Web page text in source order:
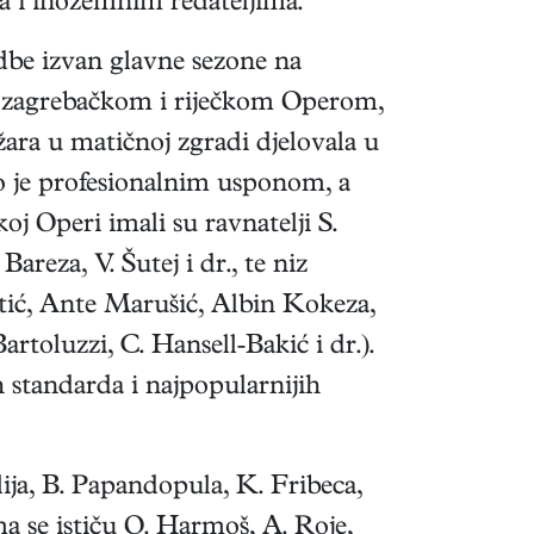
izvan glavne sezone na
i riječkom Operom,
u matičnoj zgradi djelovala u
profesionalnim usponom, a
Operi imali su ravnatelji S.
V. Šutej i dr., te niz
Ante Marušić, Albin Kokeza,
C. Hansell-Bakić i dr.).
standarda i najpopularnijih
B. Papandopula, K. Fribeca,